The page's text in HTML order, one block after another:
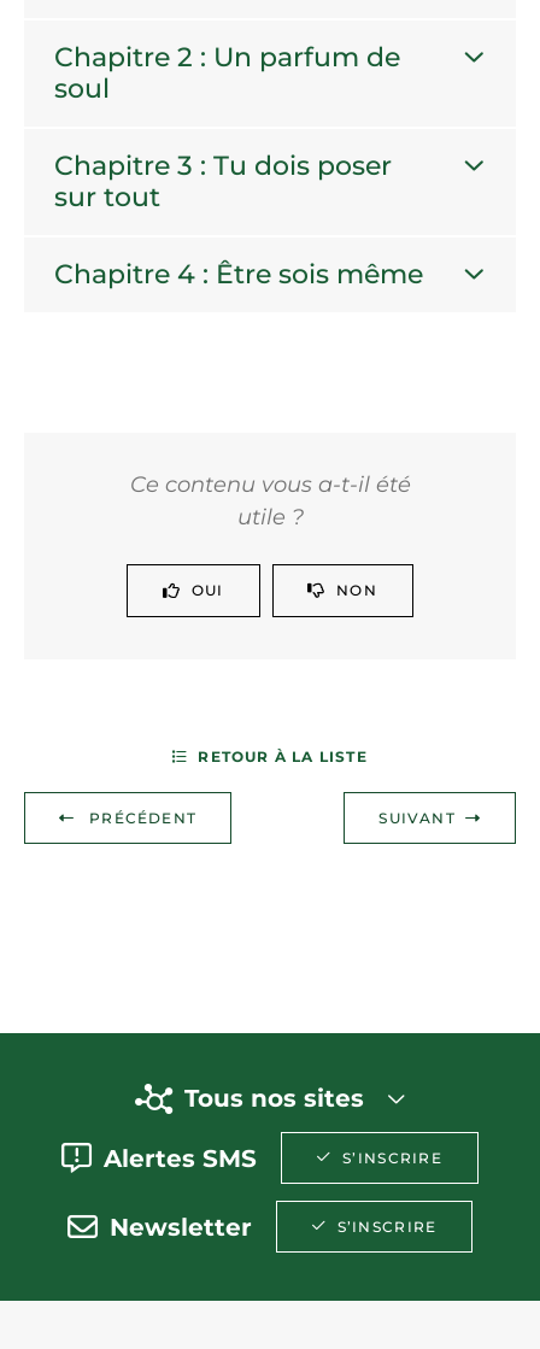
Chapitre 2 : Un parfum de
soul
Chapitre 3 : Tu dois poser
sur tout
Chapitre 4 : Être sois même
Ce contenu vous a-t-il été
utile ?
OUI NON
PRÉCÉDENT
RETOUR À LA LISTE
SUIVANT
Tous nos sites
Alertes SMS S’INSCRIRE
Newsletter S’INSCRIRE